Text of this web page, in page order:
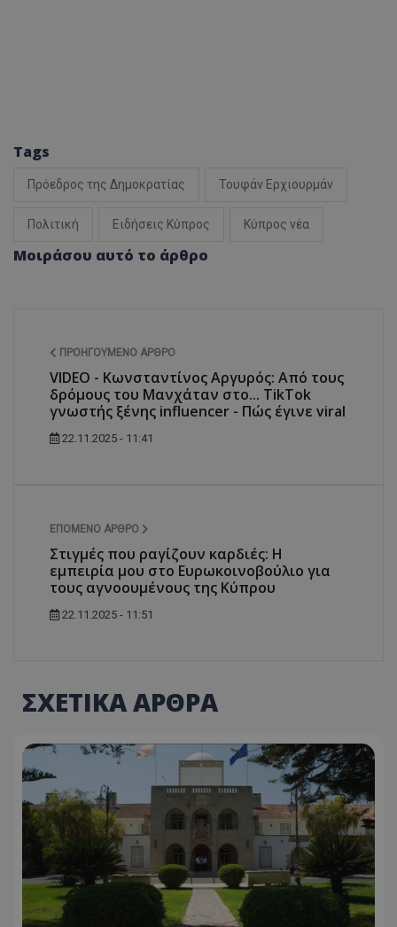
Tags
Πρόεδρος της Δημοκρατίας Τουφάν Ερχιουρμάν
Πολιτική Ειδήσεις Κύπρος Κύπρος νέα
Μοιράσου αυτό το άρθρο
ΠΡΟΗΓΟΎΜΕΝΟ ΆΡΘΡΟ
VIDEO - Κωνσταντίνος Αργυρός: Από τους
δρόμους του Μανχάταν στο... TikTok
γνωστής ξένης influencer - Πώς έγινε viral
22.11.2025 - 11:41
ΕΠΌΜΕΝΟ ΆΡΘΡΟ
Στιγμές που ραγίζουν καρδιές: Η
εμπειρία μου στο Ευρωκοινοβούλιο για
τους αγνοουμένους της Κύπρου
22.11.2025 - 11:51
ΣΧΕΤΙΚΑ ΑΡΘΡΑ